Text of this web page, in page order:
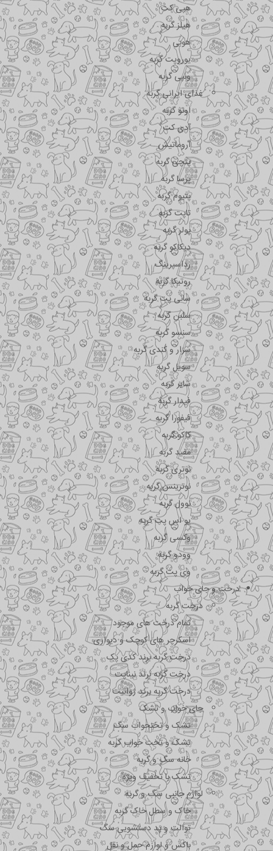
هپی کت
هیلز گربه
هوبی
یوروپت گربه
ونپی گربه
غذای ایرانی گربه
اونو گربه
آدی کت
آروماتیش
پتچی گربه
پرسا گربه
پتیوم گربه
تاپت گربه
پولر گربه
دیکاکو گربه
رداسپرینگ
روتیکا گربه
سانی پت گربه
سلبن گربه
سنسو گربه
سزار و کندی گربه
سویل گربه
شایر گربه
فیدار گربه
فیفورا گربه
کاکو گربه
مفید گربه
نوتری گربه
نوترینس گربه
نوول گربه
یو اس پت گربه
وکسی گربه
وودو گربه
وی پت گربه
درخت و جای خواب
درخت گربه
تمام درخت های موجود
اسکرچر های کوچک و دیواری
درخت گربه برند کدی پک
درخت گربه برند نیناپت
درخت گربه برند ژوانیت
جای خواب و تشک
تشک و تختحواب سگ
تشک و تخت خواب گربه
خانه سگ و گربه
تشک با تخفیف ویژه
لوازم جانبی سگ و گربه
خاک و سطل خاک گربه
توالت و پد دستشویی سگ
باکس و لوازم حمل و نقل